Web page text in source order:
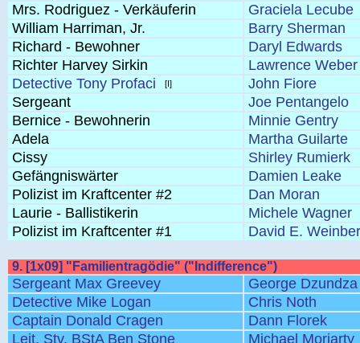
Mrs. Rodriguez - Verkäuferin
Graciela Lecube
William Harriman, Jr.
Barry Sherman
Richard - Bewohner
Daryl Edwards
Richter Harvey Sirkin
Lawrence Weber
Detective Tony Profaci
[I]
John Fiore
Sergeant
Joe Pentangelo
Bernice - Bewohnerin
Minnie Gentry
Adela
Martha Guilarte
Cissy
Shirley Rumierk
Gefängniswärter
Damien Leake
Polizist im Kraftcenter #2
Dan Moran
Laurie - Ballistikerin
Michele Wagner
Polizist im Kraftcenter #1
David E.
9. [1x09] "Familientragödie" ("Indifference")
Sergeant Max Greevey
George Dzundza
Detective Mike Logan
Chris Noth
Captain Donald Cragen
Dann Florek
Leit. Stv. BStA Ben Stone
Michael Moriarty